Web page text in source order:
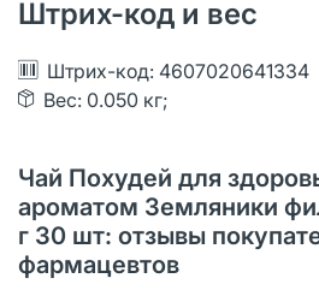
Штрих-код и вес
Штрих-код: 4607020641334
Вес: 0.050 кг;
Чай Похудей для
ароматом Земляники
г 30 шт: отзывы
фармацевтов